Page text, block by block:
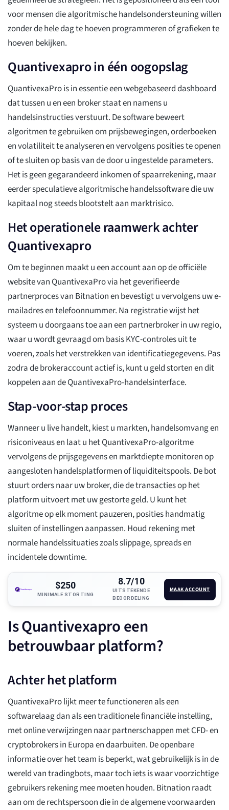
voor mensen die algoritmische handelsondersteuning willen
zonder de hele dag te hoeven programmeren of grafieken te
hoeven bekijken.
Quantivexapro in één oogopslag
QuantivexaPro is in essentie een webgebaseerd dashboard
dat tussen u en een broker staat en namens u
handelsinstructies verstuurt. De software beweert
algoritmen te gebruiken om prijsbewegingen, orderboeken
en volatiliteit te analyseren en vervolgens posities te openen
of te sluiten op basis van de door u ingestelde parameters.
Het is geen gegarandeerd inkomen of spaarrekening, maar
eerder speculatieve algoritmische handelssoftware die uw
kapitaal nog steeds blootstelt aan marktrisico.
Het operationele raamwerk achter
Quantivexapro
Om te beginnen maakt u een account aan op de officiële
website van QuantivexaPro via het geverifieerde
partnerproces van Bitnation en bevestigt u vervolgens uw e-
mailadres en telefoonnummer. Na registratie wijst het
systeem u doorgaans toe aan een partnerbroker in uw regio,
waar u wordt gevraagd om basis KYC-controles uit te
voeren, zoals het verstrekken van identificatiegegevens. Pas
zodra de brokeraccount actief is, kunt u geld storten en dit
koppelen aan de QuantivexaPro-handelsinterface.
Stap-voor-stap proces
Wanneer u live handelt, kiest u markten, handelsomvang en
risiconiveaus en laat u het QuantivexaPro-algoritme
vervolgens de prijsgegevens en marktdiepte monitoren op
aangesloten handelsplatformen of liquiditeitspools. De bot
stuurt orders naar uw broker, die de transacties op het
platform uitvoert met uw gestorte geld. U kunt het
algoritme op elk moment pauzeren, posities handmatig
sluiten of instellingen aanpassen. Houd rekening met
normale handelssituaties zoals slippage, spreads en
incidentele downtime.
$250
MINIMALE STORTING
8.7/10
UITSTEKENDE
BEOORDELING
MAAK ACCOUNT
Is Quantivexapro een
betrouwbaar platform?
Achter het platform
QuantivexaPro lijkt meer te functioneren als een
softwarelaag dan als een traditionele financiële instelling,
met online verwijzingen naar partnerschappen met CFD- en
cryptobrokers in Europa en daarbuiten. De openbare
informatie over het team is beperkt, wat gebruikelijk is in de
wereld van tradingbots, maar toch iets is waar voorzichtige
gebruikers rekening mee moeten houden. Bitnation raadt
aan om de rechtspersoon die in de algemene voorwaarden